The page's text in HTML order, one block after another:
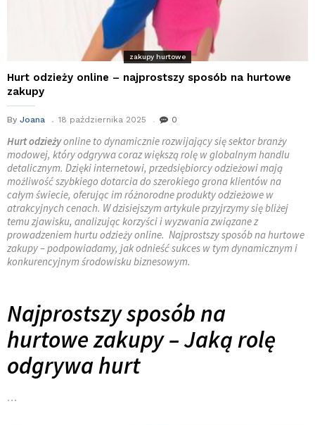
zakupy hurtowe
Hurt odzieży online – najprostszy sposób na hurtowe
zakupy
By Joana 18 października 2025 0
Hurt odzieżyonline to dynamicznie rozwijający się sektor branży
modowej, który odgrywa coraz większą rolę w globalnym handlu
detalicznym. Dzięki internetowi, przedsiębiorcy odzieżowi mają
możliwość szybkiego dotarcia do szerokiego grona klientów na
całym świecie, oferując im różnorodne produkty odzieżowe w
atrakcyjnych cenach. W dzisiejszym artykule przyjrzymy się bliżej
temu zjawisku, analizując korzyści i wyzwania związane z
prowadzeniem hurtu odzieży online. Najprostszy sposób na hurtowe
zakupy – podpowiadamy, jak odnieść sukces w tym dynamicznym i
konkurencyjnym środowisku biznesowym.
Najprostszy sposób na
hurtowe zakupy – Jaką rolę
odgrywa hurt
…